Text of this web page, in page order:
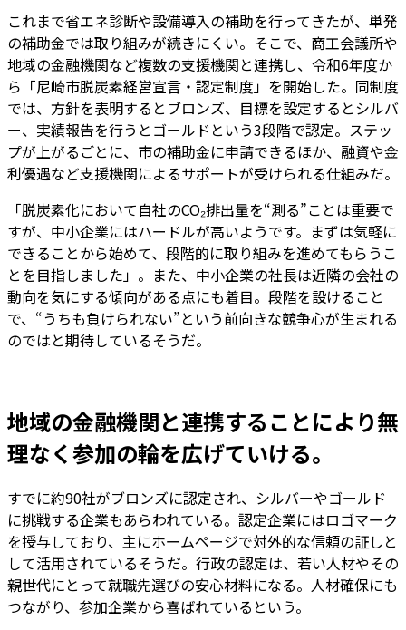
これまで省エネ診断や設備導入の補助を行ってきたが、単発
の補助金では取り組みが続きにくい。そこで、商工会議所や
地域の金融機関など複数の支援機関と連携し、令和6年度か
ら「尼崎市脱炭素経営宣言・認定制度」を開始した。同制度
では、方針を表明するとブロンズ、目標を設定するとシルバ
ー、実績報告を行うとゴールドという3段階で認定。ステッ
プが上がるごとに、市の補助金に申請できるほか、融資や金
利優遇など支援機関によるサポートが受けられる仕組みだ。
「脱炭素化において自社のCO₂排出量を“測る”ことは重要で
すが、中小企業にはハードルが高いようです。まずは気軽に
できることから始めて、段階的に取り組みを進めてもらうこ
とを目指しました」。また、中小企業の社長は近隣の会社の
動向を気にする傾向がある点にも着目。段階を設けること
で、“うちも負けられない”という前向きな競争心が生まれる
のではと期待しているそうだ。
地域の金融機関と連携することにより無
理なく参加の輪を広げていける。
すでに約90社がブロンズに認定され、シルバーやゴールド
に挑戦する企業もあらわれている。認定企業にはロゴマーク
を授与しており、主にホームページで対外的な信頼の証しと
して活用されているそうだ。行政の認定は、若い人材やその
親世代にとって就職先選びの安心材料になる。人材確保にも
つながり、参加企業から喜ばれているという。